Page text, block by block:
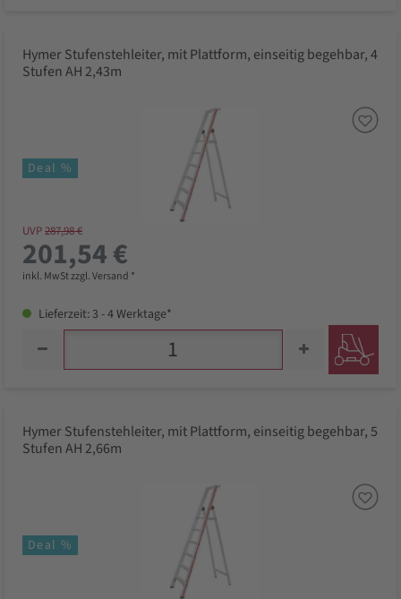
Hymer Stufenstehleiter, mit Plattform, einseitig begehbar, 4
Stufen AH 2,43m
Deal %
UVP287,98 €
201,54 €
inkl. MwSt zzgl. Versand *
Lieferzeit: 3 - 4 Werktage*
Hymer Stufenstehleiter, mit Plattform, einseitig begehbar, 5
Stufen AH 2,66m
Deal %